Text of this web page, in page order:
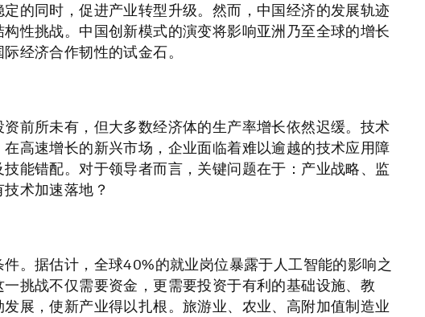
的同时，促进产业转型升级。然而，中国经济的发展轨迹
性挑战。中国创新模式的演变将影响亚洲乃至全球的增长
经济合作韧性的试金石。
前所未有，但大多数经济体的生产率增长依然迟缓。技术
高速增长的新兴市场，企业面临着难以逾越的技术应用障
能错配。对于领导者而言，关键问题在于：产业战略、监
术加速落地？
。据估计，全球40%的就业岗位暴露于人工智能的影响之
挑战不仅需要资金，更需要投资于有利的基础设施、教
展，使新产业得以扎根。旅游业、农业、高附加值制造业